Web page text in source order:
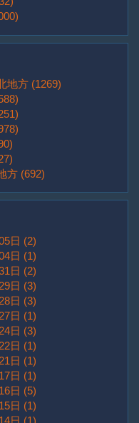
地方 (1269)
方 (692)
日 (2)
日 (1)
日 (2)
日 (3)
日 (3)
日 (1)
日 (3)
日 (1)
日 (1)
日 (1)
日 (5)
日 (1)